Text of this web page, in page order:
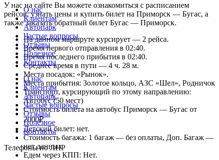
У нас на сайте Вы можете ознакомиться с расписанием
рейсов, узнать цены и купить билет на Приморск — Бугас, а
также заказать обратный билет Бугас — Приморск.
На данном маршруте курсирует — 2 рейса.
Время первого отправления в 02:40.
Время последнего прибытия в 02:40.
Среднее время в пути — 4 ч. 28 м.
Места посадок: «Рынок».
Места прибытия: Золотое кольцо, АЗС «Шел», Родничок
Транспорт, курсирующий по этому направлению:
Автобус (50 мест)
Стоимость билета на автобус Приморск — Бугас от
2000₽.
Детский билет: нет.
Стоимость багажа: 1 багаж — без оплаты, Доп. Багаж —
нет данных
Едем через КПП: Нет.
О нас
Клиентам
Автопарк
Частые вопросы
Отзывы
Полезное
Контакты
О нас
Клиентам
Автопарк
Частые вопросы
Отзывы
Полезное
Контакты
Телефоны по ЛНР